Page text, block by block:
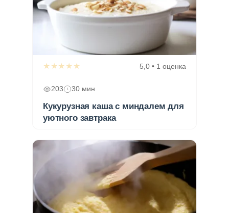
★★★★★ 5,0 • 1 оценка
203 30 мин
Кукурузная каша с миндалем для
уютного завтрака